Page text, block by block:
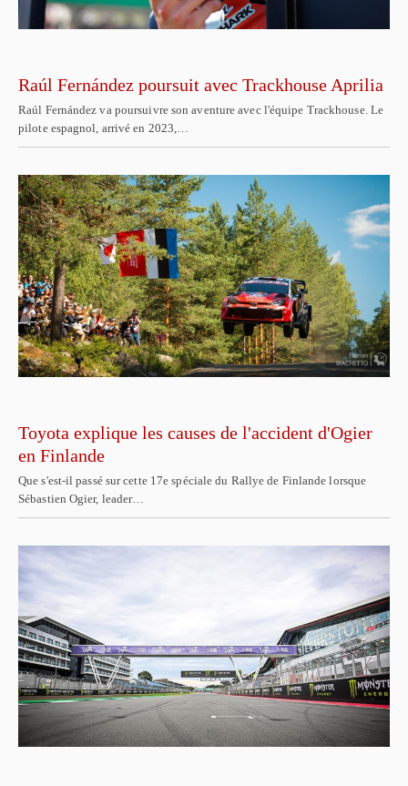
Raúl Fernández poursuit avec Trackhouse Aprilia
Raúl Fernández va poursuivre son aventure avec l'équipe Trackhouse. Le
pilote espagnol, arrivé en 2023,…
Toyota explique les causes de l'accident d'Ogier
en Finlande
Que s'est-il passé sur cette 17e spéciale du Rallye de Finlande lorsque
Sébastien Ogier, leader…